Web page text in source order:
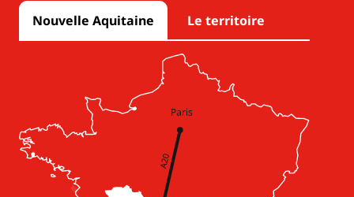
Nouvelle Aquitaine Le territoire